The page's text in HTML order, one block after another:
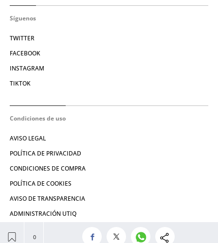
Síguenos
TWITTER
FACEBOOK
INSTAGRAM
TIKTOK
Condiciones de uso
AVISO LEGAL
POLÍTICA DE PRIVACIDAD
CONDICIONES DE COMPRA
POLÍTICA DE COOKIES
AVISO DE TRANSPARENCIA
ADMINISTRACIÓN UTIQ